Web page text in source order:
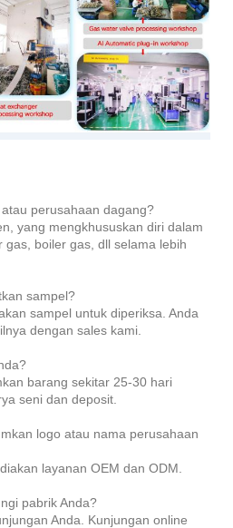
perusahaan dagang?
yang mengkhususkan diri dalam
gas, boiler gas, dll selama lebih
sampel?
sampel untuk diperiksa. Anda
dengan sales kami.
barang sekitar 25-30 hari
seni dan deposit.
logo atau nama perusahaan
layanan OEM dan ODM.
pabrik Anda?
Anda. Kunjungan online